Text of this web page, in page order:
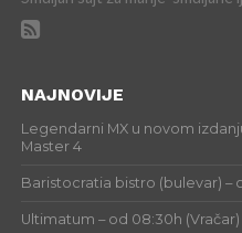
NAJNOVIJE
Legendarni MX u novom
Master 4
Baristocratia bistro (bulevar) –
Ultimatum – od 08:30h (Vračar)